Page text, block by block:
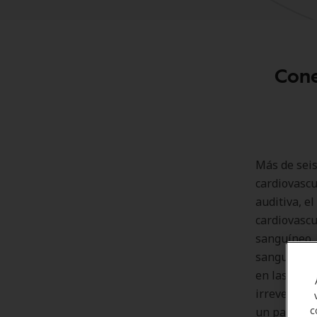
Más de
auditiva, el
en las
un papel